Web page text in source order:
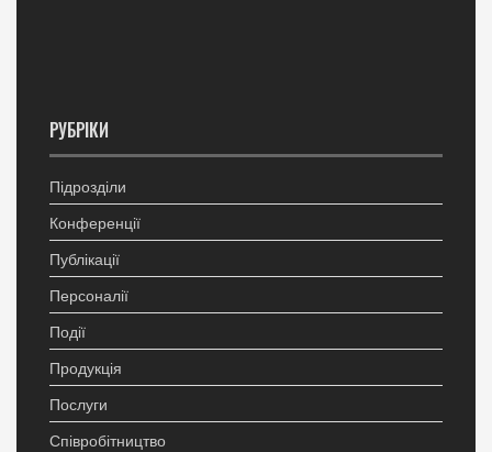
РУБРІКИ
Підрозділи
Конференції
Публікації
Персоналії
Події
Продукція
Послуги
Співробітництво